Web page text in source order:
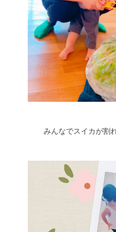
みんなでスイカが割